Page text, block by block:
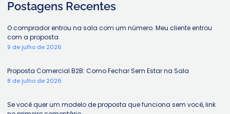
Postagens Recentes
O comprador entrou na sala com um número. Meu cliente entrou
com a proposta
9 de julho de 2026
Proposta Comercial B2B: Como Fechar Sem Estar na Sala
8 de julho de 2026
Se você quer um modelo de proposta que funciona sem você, link